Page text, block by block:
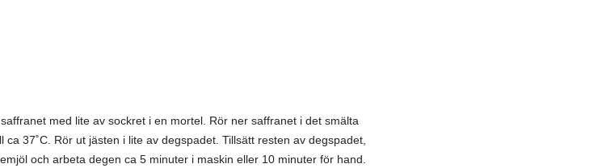
med lite av sockret i en mortel. Rör ner saffranet i det smälta
37˚C. Rör ut jästen i lite av degspadet. Tillsätt resten av degspadet,
och arbeta degen ca 5 minuter i maskin eller 10 minuter för hand.